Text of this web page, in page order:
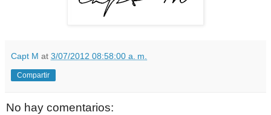
Capt M at 3/07/2012 08:58:00 a. m.
Compartir
No hay comentarios: